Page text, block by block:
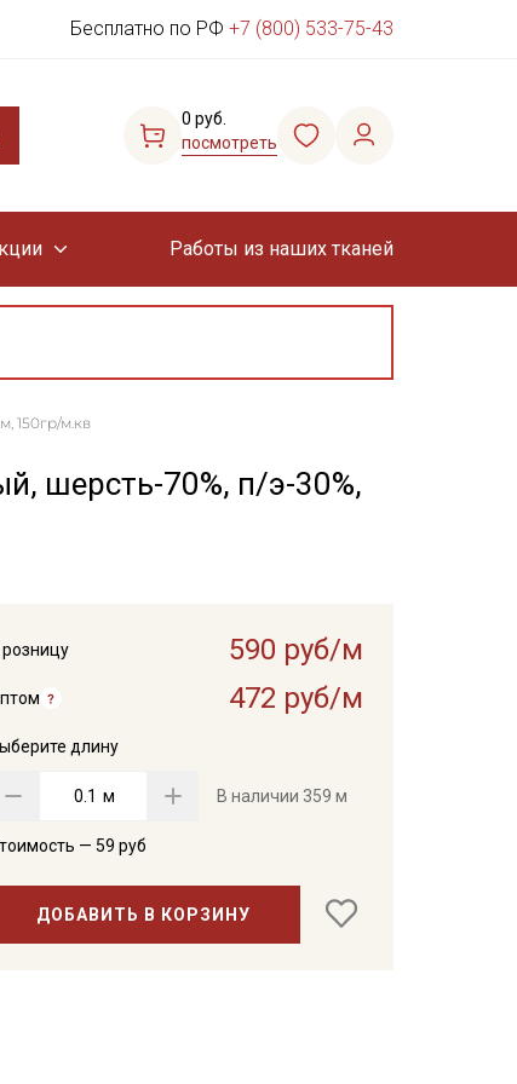
Бесплатно по РФ +7 (800) 533-75-43
0 руб.
посмотреть
Работы из наших тканей
150гр/м.кв
шерсть-70%, п/э-30%,
розницу 590 руб/м
472 руб/м
длину
м В наличии 359 м
— 59 руб
ДОБАВИТЬ В КОРЗИНУ